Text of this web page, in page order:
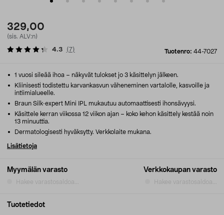
329,00
(sis. ALV:n)
Tuotenro: 44-7027
4.3 (7)
Myymälän varasto
Hakee varastosaldoa...
Verkkokaupan varasto
Hakee varastosaldoa...
1 vuosi sileää ihoa – näkyvät tulokset jo 3 käsittelyn jälkeen.
Kliinisesti todistettu karvankasvun väheneminen vartalolle, kasvoille ja
intiimialueelle.
Braun Silk·expert Mini IPL mukautuu automaattisesti ihonsävyysi.
Käsittele kerran viikossa 12 viikon ajan – koko kehon käsittely kestää noin
13 minuuttia.
Dermatologisesti hyväksytty. Verkkolaite mukana.
Lisätietoja
Tuotetiedot